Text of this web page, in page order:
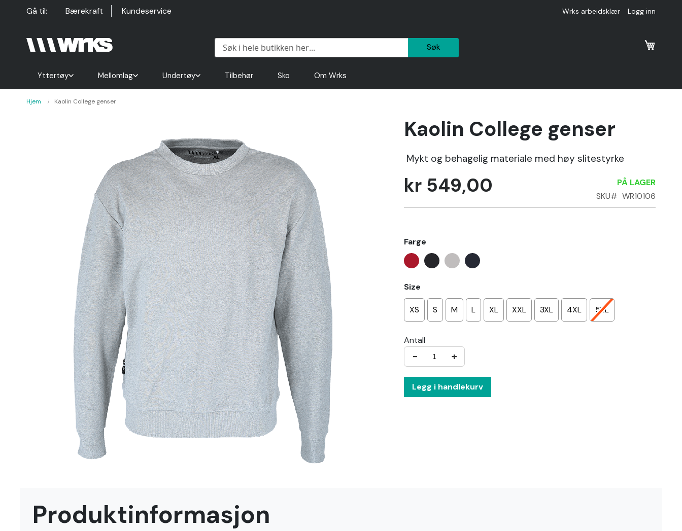
Hopp
Wrks arbeidsklær Logg inn
Gå til: Bærekraft Kundeservice
Søk
Yttertøy Mellomlag Undertøy Tilbehør Sko Om Wrks
Hjem Kaolin College genser
begynnelsen
Kaolin College genser
Mykt og behagelig materiale med høy slitestyrke
kr 549,00
PÅ LAGER
SKU
WR10106
Farge
Size
XS S M L XL XXL 3XL 4XL 5XL
Antall
− +
Legg i handlekurv
Produktinformasjon